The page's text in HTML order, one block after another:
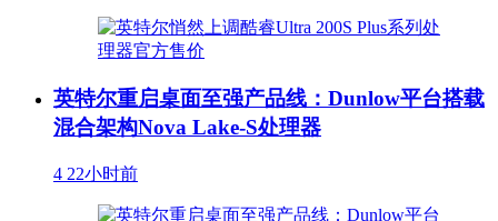
英特尔重启桌面至强产品线：Dunlow平台搭载
混合架构Nova Lake-S处理器
4 22小时前